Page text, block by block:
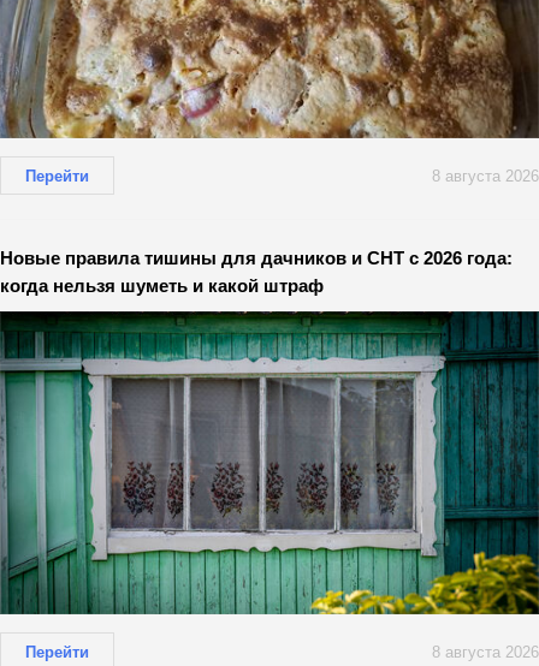
Перейти 8 августа 2026
Новые правила тишины для дачников и СНТ с 2026 года:
когда нельзя шуметь и какой штраф
Перейти 8 августа 2026